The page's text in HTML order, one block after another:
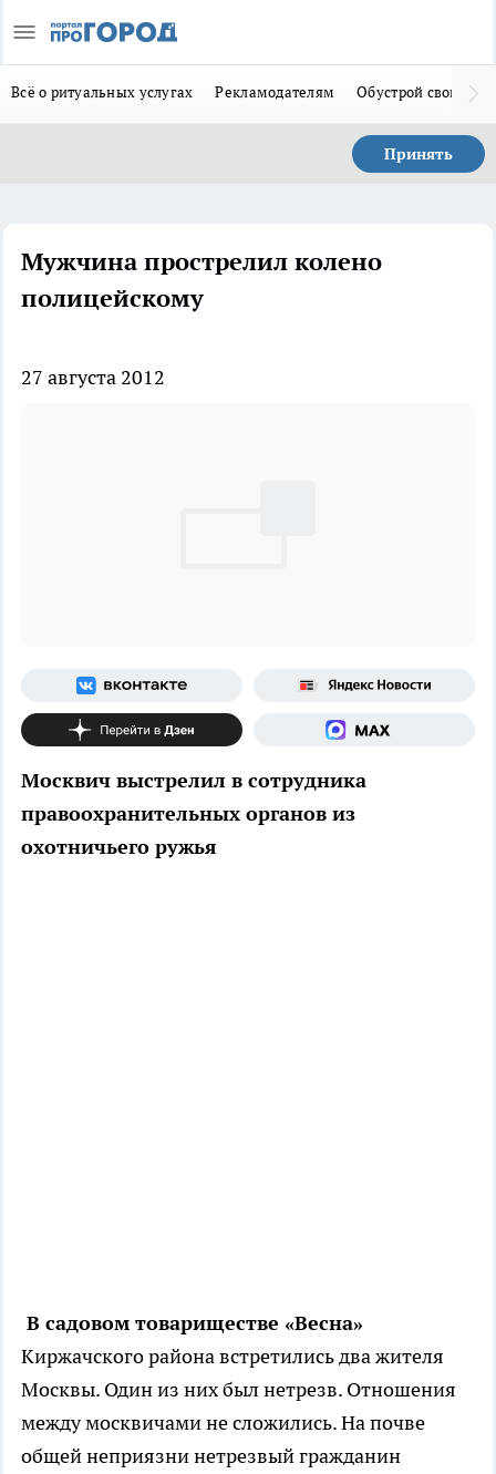
Всё о ритуальных услугах Рекламодателям Обустрой свой дом
Принять
Мужчина прострелил колено
полицейскому
27 августа 2012
Москвич выстрелил в сотрудника
правоохранительных органов из
охотничьего ружья
В садовом товариществе «Весна»
Киржачского района встретились два жителя
Москвы. Один из них был нетрезв. Отношения
между москвичами не сложились. На почве
общей неприязни нетрезвый гражданин